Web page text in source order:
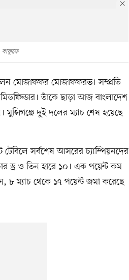
বাফুফে
মোজাফফর মোজাফফরভ। সম্প্রতি
তাঁকে ছাড়া আজ বাংলাদেশ
মুন্সিগঞ্জে দুই দলের ম্যাচ শেষ হয়েছে
টেবিলে সর্বশেষ আসরের চ্যাম্পিয়নদের
ড্র ও তিন হারে ১০। এক পয়েন্ট কম
৮ ম্যাচ থেকে ১৭ পয়েন্ট জমা করেছে